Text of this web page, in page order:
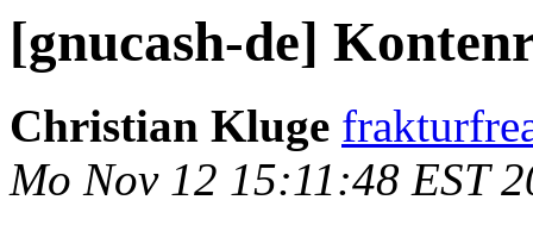
[gnucash-de]
Christian Kluge
Mo Nov 12 15:11:48 EST